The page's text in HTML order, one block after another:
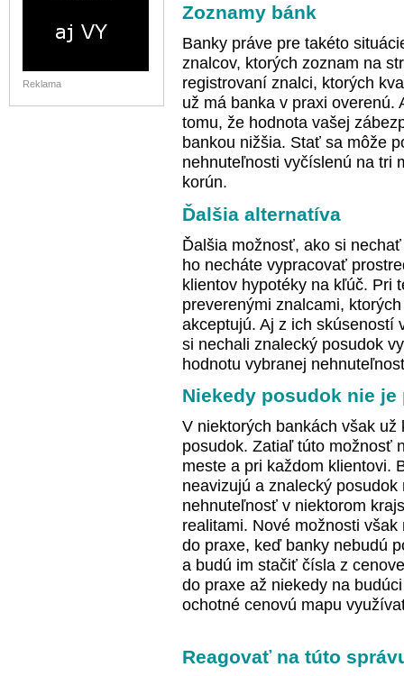
Reklama
Zoznamy bánk
Banky práve pre takéto
znalcov, ktorých zoznam na
registrovaní znalci, ktorých
už má banka v praxi
tomu, že hodnota vašej
bankou nižšia. Stať sa môže
nehnuteľnosti vyčíslenú na tri
korún.
Ďalšia alternatíva
Ďalšia možnosť, ako si
ho necháte vypracovať
klientov hypotéky na kľúč. Pri
preverenými znalcami,
akceptujú. Aj z ich skúseností
si nechali znalecký posudok
hodnotu vybranej
Niekedy posudok nie je
V niektorých bankách však
posudok. Zatiaľ túto možnosť
meste a pri každom klientovi.
neavizujú a znalecký
nehnuteľnosť v niektorom
realitami. Nové možnosti
do praxe, keď banky nebudú
a budú im stačiť čísla z
do praxe až niekedy na
ochotné cenovú mapu
Reagovať na túto